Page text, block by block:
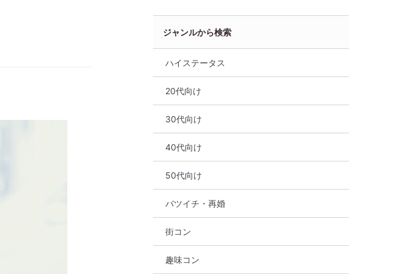
ジャンルから検索
ハイステータス
20代向け
30代向け
40代向け
50代向け
バツイチ・再婚
街コン
趣味コン